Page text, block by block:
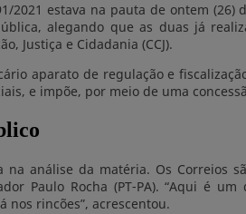
2021 estava na pauta de ontem
alegando que as duas já
Justiça e Cidadania (CCJ).
aparato de regulação e
e impõe, por meio de uma
na análise da matéria. Os Correios
Paulo Rocha (PT-PA). “Aqui é
nos rincões”, acrescentou.